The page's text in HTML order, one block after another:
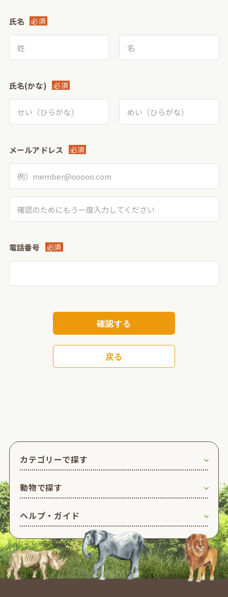
氏名 必須
氏名(かな) 必須
メールアドレス 必須
電話番号 必須
戻る
確認する
カテゴリーで探す
動物で探す
ヘルプ・ガイド